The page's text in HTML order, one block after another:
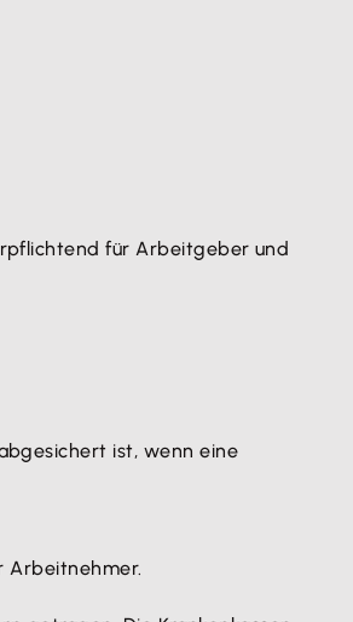
für Arbeitgeber und
ist, wenn eine
Arbeitnehmer.